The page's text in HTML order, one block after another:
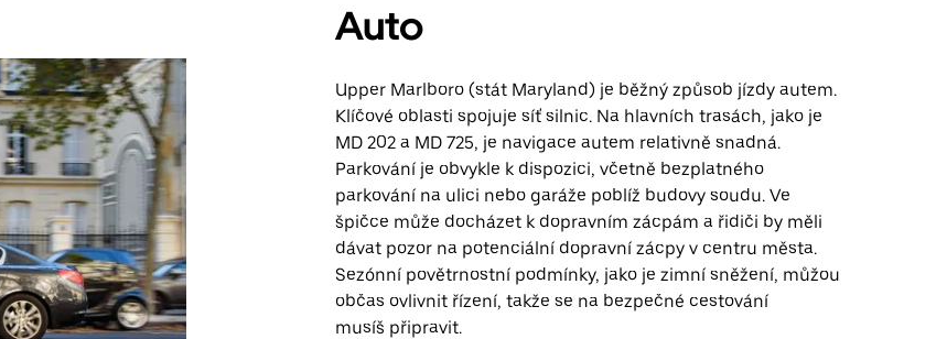
Auto
Upper Marlboro (stát Maryland) je běžný způsob jízdy autem.
Klíčové oblasti spojuje síť silnic. Na hlavních trasách, jako je
MD 202 a MD 725, je navigace autem relativně snadná.
Parkování je obvykle k dispozici, včetně bezplatného
parkování na ulici nebo garáže poblíž budovy soudu. Ve
špičce může docházet k dopravním zácpám a řidiči by měli
dávat pozor na potenciální dopravní zácpy v centru města.
Sezónní povětrnostní podmínky, jako je zimní sněžení, můžou
občas ovlivnit řízení, takže se na bezpečné cestování
musíš připravit.